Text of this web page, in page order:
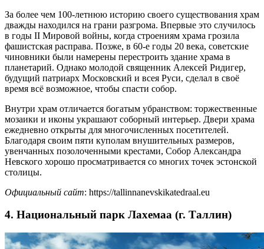
За более чем 100-летнюю историю своего существования храм
дважды находился на грани разгрома. Впервые это случилось
в годы II Мировой войны, когда строениям храма грозила
фашистская расправа. Позже, в 60-е годы 20 века, советские
чиновники были намерены перестроить здание храма в
планетарий. Однако молодой священник Алексей Ридигер,
будущий патриарх Московский и всея Руси, сделал в своё
время всё возможное, чтобы спасти собор.
Внутри храм отличается богатым убранством: торжественные
мозаики и иконы украшают соборный интерьер. Двери храма
ежедневно открыты для многочисленных посетителей.
Благодаря своим пяти куполам внушительных размеров,
увенчанных позолоченными крестами, Собор Александра
Невского хорошо просматривается со многих точек эстонской
столицы.
Официальный сайт: https://tallinnanevskikatedraal.eu
4. Национальный парк Лахемаа (г. Таллин)